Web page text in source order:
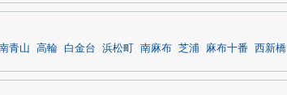
青山 高輪 白金台 浜松町 南麻布 芝浦 麻布十番 西新橋